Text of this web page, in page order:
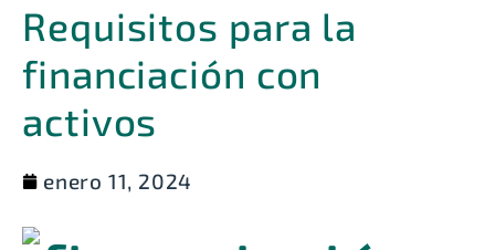
Requisitos para la
financiación con
activos
enero 11, 2024